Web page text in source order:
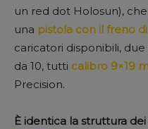
un red dot Holosun),
una pistola con il freno
caricatori disponibili,
da 10, tutti calibro 9×19
Precision.
È identica la struttura